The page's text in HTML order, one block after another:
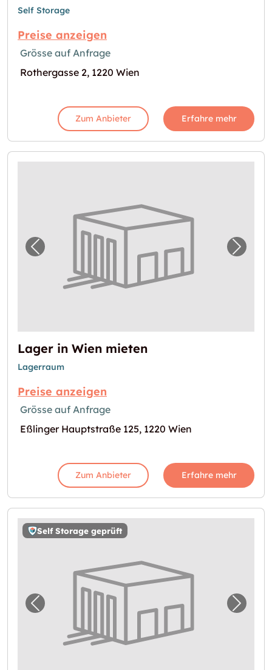
Self Storage
Preise anzeigen
Grösse auf Anfrage
Rothergasse 2, 1220 Wien
Zum Anbieter Erfahre mehr
Vorheriges Bild für "Lager in Wien mieten"
Lager in Wien mieten
Lagerraum
Preise anzeigen
Grösse auf Anfrage
Eßlinger Hauptstraße 125, 1220 Wien
Zum Anbieter Erfahre mehr
Self Storage geprüft
Vorheriges Bild für "Self Storage in Wien